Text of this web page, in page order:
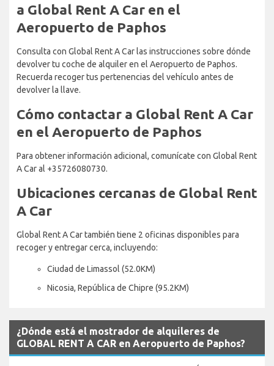
a Global Rent A Car en el
Aeropuerto de Paphos
Consulta con Global Rent A Car las instrucciones sobre dónde
devolver tu coche de alquiler en el Aeropuerto de Paphos.
Recuerda recoger tus pertenencias del vehículo antes de
devolver la llave.
Cómo contactar a Global Rent A Car
en el Aeropuerto de Paphos
Para obtener información adicional, comunícate con Global Rent
A Car al +35726080730.
Ubicaciones cercanas de Global Rent
A Car
Global Rent A Car también tiene 2 oficinas disponibles para
recoger y entregar cerca, incluyendo:
Ciudad de Limassol (52.0KM)
Nicosia, República de Chipre (95.2KM)
¿Dónde está el mostrador de alquileres de
GLOBAL RENT A CAR en Aeropuerto de Paphos?